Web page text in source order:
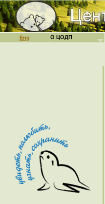
Eng О ЦОДП